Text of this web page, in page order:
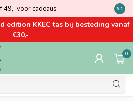
49,- voor cadeaus Kom
9.1
edition KKEC tas bij besteding vanaf
€30,-
0